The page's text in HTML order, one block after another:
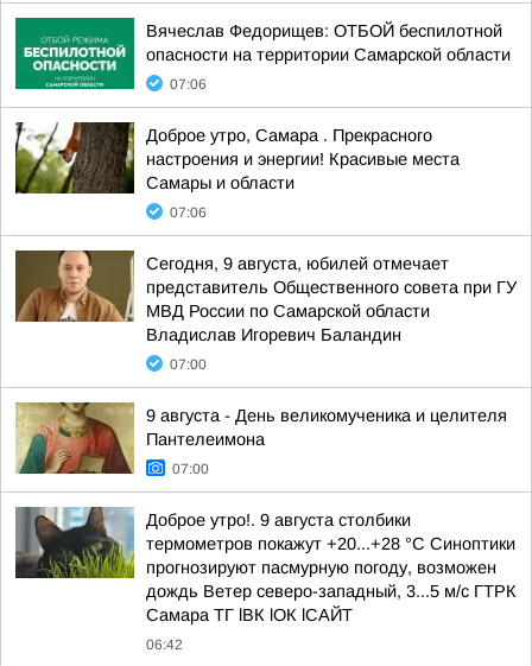
Вячеслав Федорищев: ОТБОЙ беспилотной
опасности на территории Самарской области
07:06
Доброе утро, Самара . Прекрасного
настроения и энергии! Красивые места
Самары и области
07:06
Сегодня, 9 августа, юбилей отмечает
представитель Общественного совета при ГУ
МВД России по Самарской области
Владислав Игоревич Баландин
07:00
9 августа - День великомученика и целителя
Пантелеимона
07:00
Доброе утро!. 9 августа столбики
термометров покажут +20...+28 °C Синоптики
прогнозируют пасмурную погоду, возможен
дождь Ветер северо-западный, 3...5 м/с ГТРК
Самара ТГ lВК lОК lСАЙТ
06:42